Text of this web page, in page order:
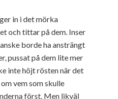
in i det mörka
och tittar på dem. Inser
borde ha ansträngt
pussat på dem lite mer
inte höjt rösten när det
vem som skulle
först. Men likväl